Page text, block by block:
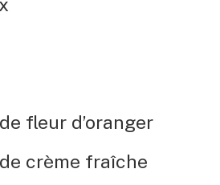
fleur d’oranger
crème fraîche